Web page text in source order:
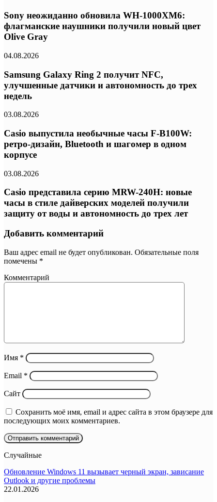
Sony неожиданно обновила WH-1000XM6:
флагманские наушники получили новый цвет
Olive Gray
04.08.2026
Samsung Galaxy Ring 2 получит NFC,
улучшенные датчики и автономность до трех
недель
03.08.2026
Casio выпустила необычные часы F-B100W:
ретро-дизайн, Bluetooth и шагомер в одном
корпусе
03.08.2026
Casio представила серию MRW-240H: новые
часы в стиле дайверских моделей получили
защиту от воды и автономность до трех лет
Добавить комментарий
Ваш адрес email не будет опубликован. Обязательные поля
помечены *
Комментарий
Имя *
Email *
Сайт
Сохранить моё имя, email и адрес сайта в этом браузере для
последующих моих комментариев.
Случайные
Обновление Windows 11 вызывает черный экран, зависание
Outlook и другие проблемы
22.01.2026